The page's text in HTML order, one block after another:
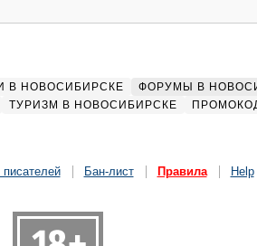
В НОВОСИБИРСКЕ ФОРУМЫ В
ТУРИЗМ В НОВОСИБИРСКЕ
писателей Бан-лист Правила Help